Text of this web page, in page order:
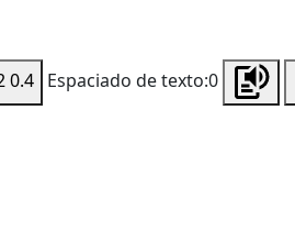
0.4 Espaciado de texto:0